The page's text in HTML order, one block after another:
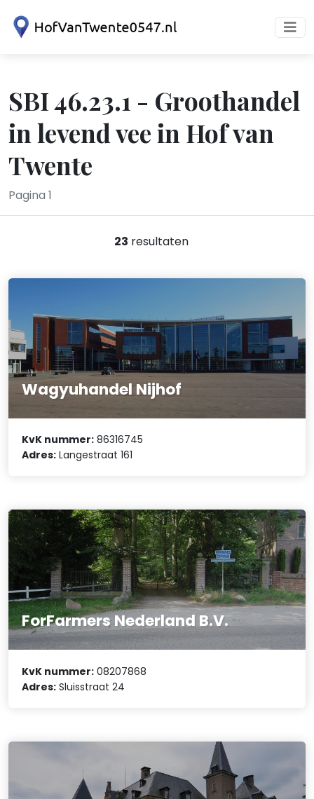
SBI 46.23.1 - Groothandel
in levend vee in Hof van
Twente
Pagina 1
23 resultaten
Wagyuhandel Nijhof
KvK nummer: 86316745
Adres: Langestraat 161
ForFarmers Nederland B.V.
KvK nummer: 08207868
Adres: Sluisstraat 24